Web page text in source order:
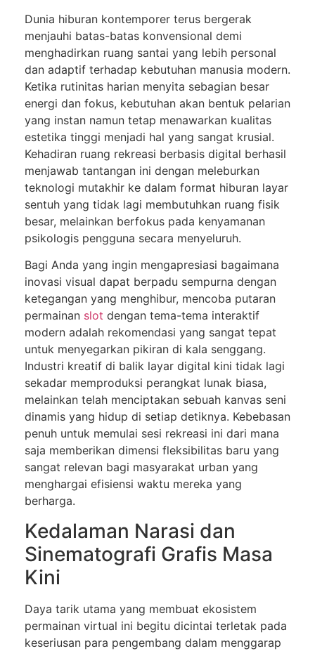
Dunia hiburan kontemporer terus bergerak
menjauhi batas-batas konvensional demi
menghadirkan ruang santai yang lebih personal
dan adaptif terhadap kebutuhan manusia modern.
Ketika rutinitas harian menyita sebagian besar
energi dan fokus, kebutuhan akan bentuk pelarian
yang instan namun tetap menawarkan kualitas
estetika tinggi menjadi hal yang sangat krusial.
Kehadiran ruang rekreasi berbasis digital berhasil
menjawab tantangan ini dengan meleburkan
teknologi mutakhir ke dalam format hiburan layar
sentuh yang tidak lagi membutuhkan ruang fisik
besar, melainkan berfokus pada kenyamanan
psikologis pengguna secara menyeluruh.
Bagi Anda yang ingin mengapresiasi bagaimana
inovasi visual dapat berpadu sempurna dengan
ketegangan yang menghibur, mencoba putaran
permainan slot dengan tema-tema interaktif
modern adalah rekomendasi yang sangat tepat
untuk menyegarkan pikiran di kala senggang.
Industri kreatif di balik layar digital kini tidak lagi
sekadar memproduksi perangkat lunak biasa,
melainkan telah menciptakan sebuah kanvas seni
dinamis yang hidup di setiap detiknya. Kebebasan
penuh untuk memulai sesi rekreasi ini dari mana
saja memberikan dimensi fleksibilitas baru yang
sangat relevan bagi masyarakat urban yang
menghargai efisiensi waktu mereka yang
berharga.
Kedalaman Narasi dan
Sinematografi Grafis Masa
Kini
Daya tarik utama yang membuat ekosistem
permainan virtual ini begitu dicintai terletak pada
keseriusan para pengembang dalam menggarap